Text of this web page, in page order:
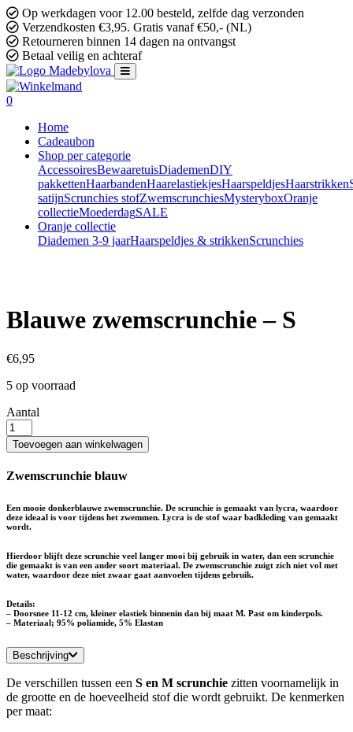
Op werkdagen voor 12.00 besteld, zelfde dag verzonden
Verzendkosten €3,95. Gratis vanaf €50,- (NL)
Retourneren binnen 14 dagen na ontvangst
Betaal veilig en achteraf
0
Home
Cadeaubon
Shop per categorie
AccessoiresBewaaretuisDiademenDIY
pakkettenHaarbandenHaarelastiekjesHaarspeldjesHaarstrikken
satijnScrunchies stofZwemscrunchiesMysteryboxOranje
collectieMoederdagSALE
Oranje collectie
Diademen 3-9 jaarHaarspeldjes & strikkenScrunchies
Blauwe zwemscrunchie – S
€6,95
5 op voorraad
Aantal
Blauwe
zwemscrunchie
-
aantal
Toevoegen aan winkelwagen
Zwemscrunchie blauw
Een mooie donkerblauwe zwemscrunchie. De scrunchie is gemaakt van lycra, waardoor
deze ideaal is voor tijdens het zwemmen. Lycra is de stof waar badkleding van gemaakt
wordt.
Hierdoor blijft deze scrunchie veel langer mooi bij gebruik in water, dan een scrunchie
die gemaakt is van een ander soort materiaal. De zwemscrunchie zuigt zich niet vol met
water, waardoor deze niet zwaar gaat aanvoelen tijdens gebruik.
Details:
– Doorsnee 11-12 cm, kleiner elastiek binnenin dan bij maat M. Past om kinderpols.
– Materiaal; 95% poliamide, 5% Elastan
Beschrijving
De verschillen tussen een S en M scrunchie zitten voornamelijk in
de grootte en de hoeveelheid stof die wordt gebruikt. De kenmerken
per maat: